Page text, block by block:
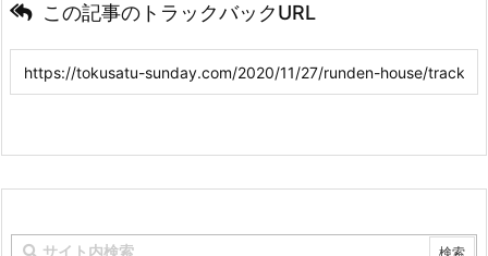
この記事のトラックバックURL